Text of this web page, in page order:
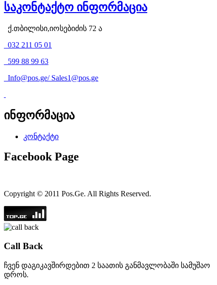
საკონტაქტო ინფორმაცია
ქ.თბილისი,იოსებიძის 72 ა
032 211 05 01
599 88 99 63
Info@pos.ge/ Sales1@pos.ge
ინფორმაცია
კონტაქტი
Facebook Page
Copyright © 2011 Pos.Ge. All Rights Reserved.
Call Back
ჩვენ დაგიკავშირდებით 2 საათის განმავლობაში სამუშაო
დროს.